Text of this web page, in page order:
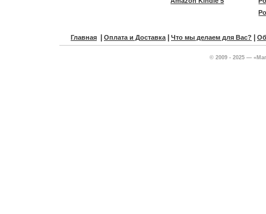
Главная Оплата и Доставка Что мы делаем для Вас?
© 2009 - 2025 —